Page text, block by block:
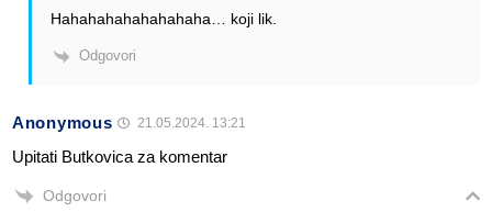
Hahahahahahahahaha… koji lik.
Odgovori
Anonymous 21.05.2024. 13:21
Upitati Butkovica za komentar
Odgovori